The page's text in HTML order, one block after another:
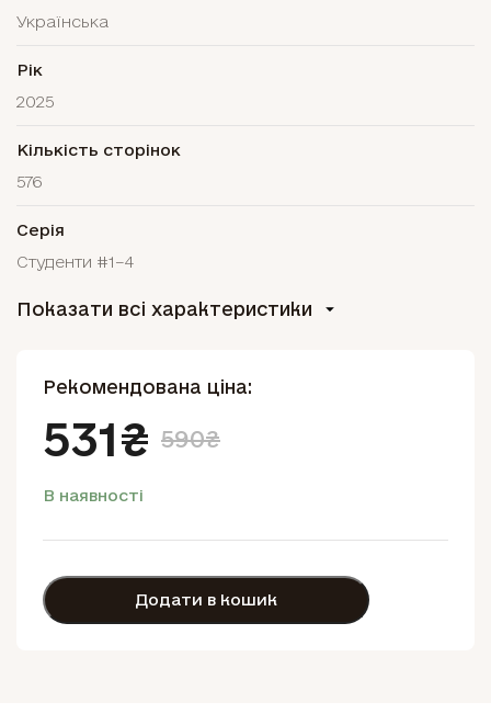
Українська
Рік
2025
Кількість сторінок
576
Серія
Студенти #1–4
Показати всі характеристики
Рекомендована ціна:
531₴ 590₴
В наявності
Додати в кошик